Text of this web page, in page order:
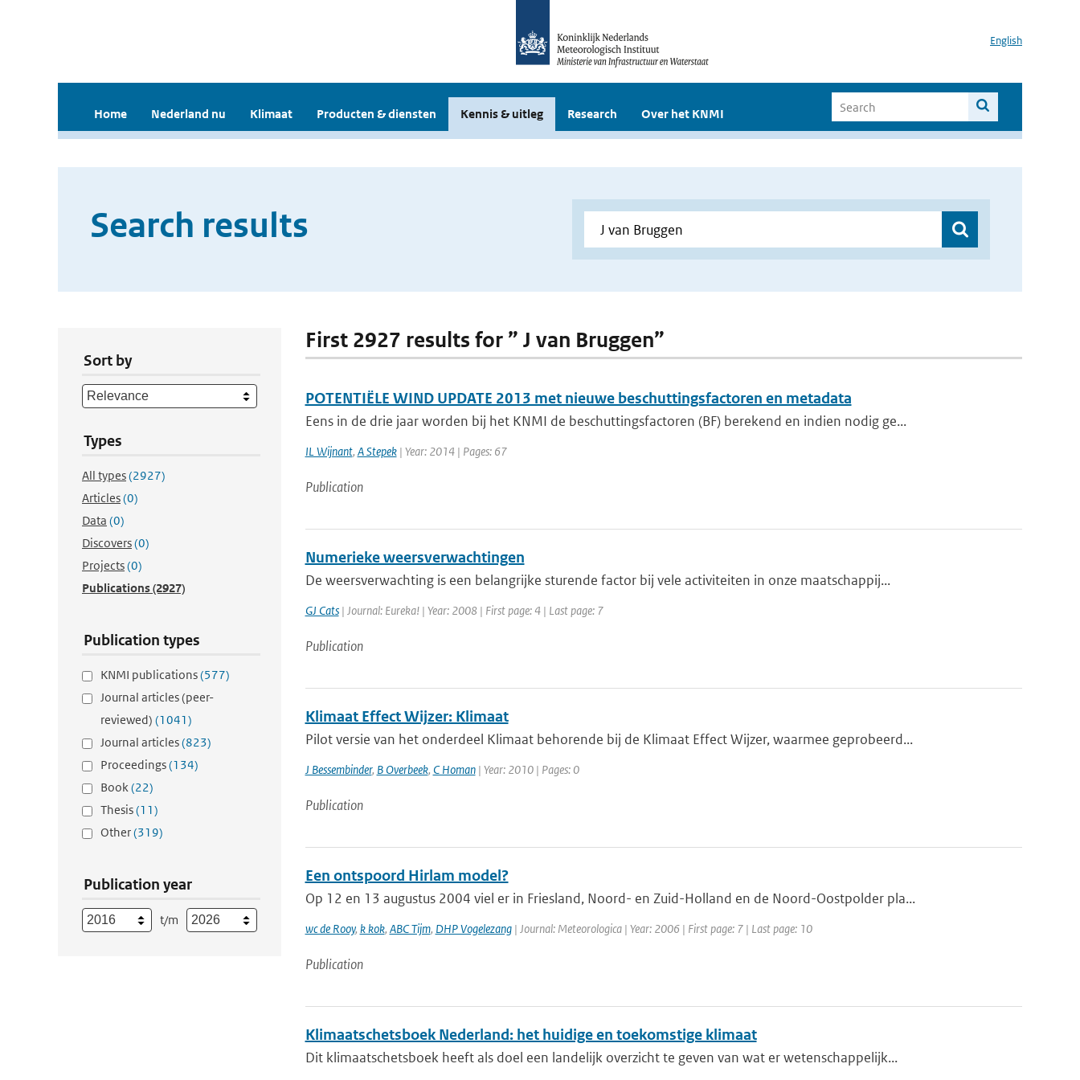
English
Home Nederland nu Klimaat Producten & diensten Kennis & uitleg Research Over het KNMI
Search results
Sort by
Types
All types(2927)
Articles(0)
Data (0)
Discovers(0)
Projects(0)
Publications(2927)
Publication types
KNMI publications(577)
Journal articles (peer-
reviewed) (1041)
Journal articles(823)
Proceedings(134)
Book(22)
Thesis(11)
Other(319)
Publication year
t/m
First 2927 results for ” J van Bruggen”
POTENTIËLE WIND UPDATE 2013 met nieuwe beschuttingsfactoren en metadata
Eens in de drie jaar worden bij het KNMI de beschuttingsfactoren (BF) berekend en indien nodig ge...
IL Wijnant, A Stepek| Year: 2014 | Pages: 67
Publication
Numerieke weersverwachtingen
De weersverwachting is een belangrijke sturende factor bij vele activiteiten in onze maatschappij...
GJ Cats| Journal: Eureka! | Year: 2008 | First page: 4 | Last page: 7
Publication
Klimaat Effect Wijzer: Klimaat
Pilot versie van het onderdeel Klimaat behorende bij de Klimaat Effect Wijzer, waarmee geprobeerd...
J Bessembinder, B Overbeek, C Homan| Year: 2010 | Pages: 0
Publication
Een ontspoord Hirlam model?
Op 12 en 13 augustus 2004 viel er in Friesland, Noord- en Zuid-Holland en de Noord-Oostpolder pla...
wc de Rooy, k kok, ABC Tijm, DHP Vogelezang| Journal: Meteorologica | Year: 2006 | First page: 7 | Last page: 10
Publication
Klimaatschetsboek Nederland: het huidige en toekomstige klimaat
Dit klimaatschetsboek heeft als doel een landelijk overzicht te geven van wat er wetenschappelijk...